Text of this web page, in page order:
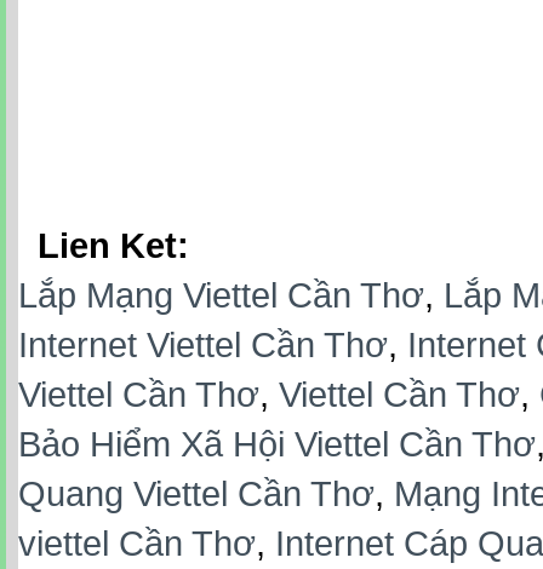
Lien Ket:
Lắp Mạng Viettel Cần Thơ, Lắp
Internet Viettel Cần Thơ, Internet
Viettel Cần Thơ, Viettel Cần Thơ,
Bảo Hiểm Xã Hội Viettel Cần Thơ
Quang Viettel Cần Thơ, Mạng
viettel Cần Thơ, Internet Cáp